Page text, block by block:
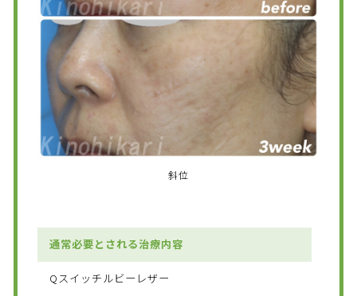
斜位
通常必要とされる治療内容
Qスイッチルビーレザー